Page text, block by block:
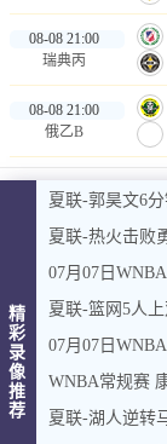
08-08 21:00
瑞典丙
08-08 21:00
俄乙B
精
彩
录
像
推
荐
夏联-郭昊文6
夏联-热火击败
07月07日
夏联-篮网5人
WNBA常规赛
夏联-湖人逆转